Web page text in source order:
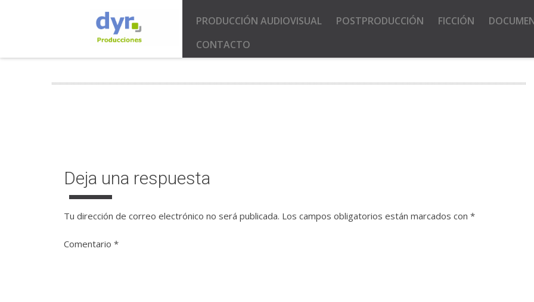
PRODUCCIÓN AUDIOVISUAL POSTPRODUCCIÓN FICCIÓN
CONTACTO
Deja una respuesta
Tu dirección de correo electrónico no será publicada. Los campos obligatorios están marcados con *
Comentario *